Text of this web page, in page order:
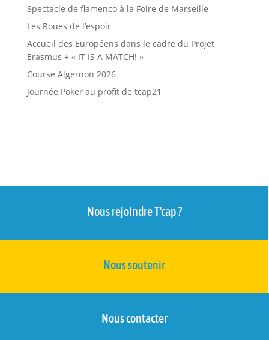
Spectacle de flamenco à la Foire de Marseille
Les Roues de l’espoir
Accueil des Européens dans le cadre du Projet
Erasmus + « IT IS A MATCH! »
Course Algernon 2026
Journée Poker au profit de tcap21
Nous rejoindre T'cap ?
Nous soutenir
Nous contacter